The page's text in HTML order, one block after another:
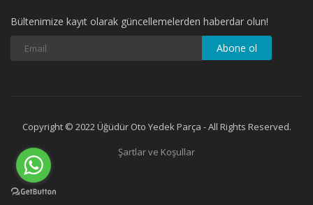
Bültenimize kayıt olarak güncellemelerden haberdar olun!
Abone ol
Copyright © 2022 Üğüdür Oto Yedek Parça - All Rights Reserved.
Şartlar ve Koşullar